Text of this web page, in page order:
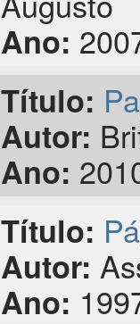
Ano:
Título:
Autor:
Ano:
Título:
Autor:
Ano: